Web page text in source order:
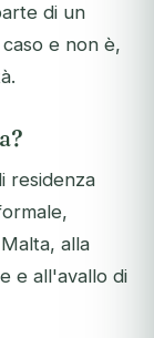
di un
e non è,
residenza
alla
e all'avallo di